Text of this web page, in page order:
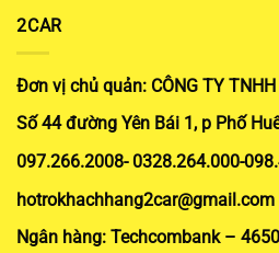
2CAR
Đơn vị chủ quản: CÔNG TY
Số 44 đường Yên Bái 1, p Phố
097.266.2008- 0328.264.000-
hotrokhachhang2car@gmail.com
Ngân hàng: Techcombank –